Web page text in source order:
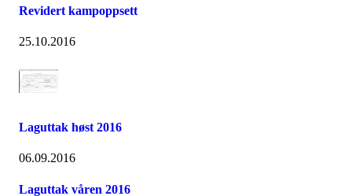
Revidert kampoppsett
25.10.2016
Laguttak høst 2016
06.09.2016
Laguttak våren 2016